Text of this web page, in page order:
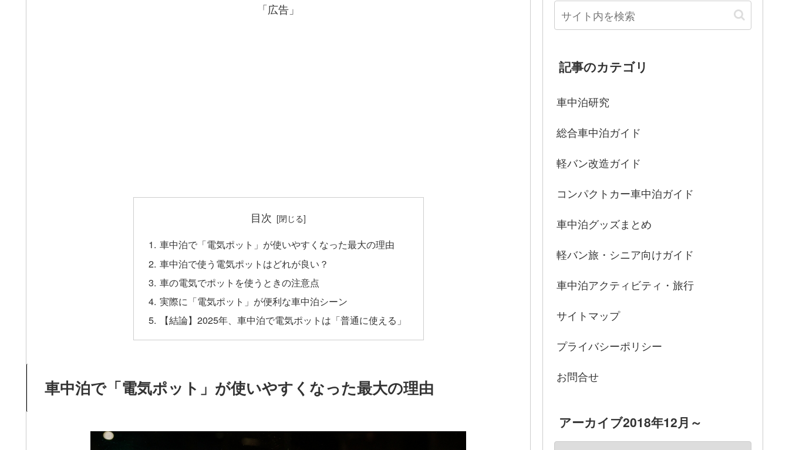
「広告」
目次
車中泊で「電気ポット」が使いやすくなった最大の理由
車中泊で使う電気ポットはどれが良い？
車の電気でポットを使うときの注意点
実際に「電気ポット」が便利な車中泊シーン
【結論】2025年、車中泊で電気ポットは「普通に使える」
車中泊で「電気ポット」が使いやすくなった最大の理由
記事のカテゴリ
車中泊研究
総合車中泊ガイド
軽バン改造ガイド
コンパクトカー車中泊ガイド
車中泊グッズまとめ
軽バン旅・シニア向けガイド
車中泊アクティビティ・旅行
サイトマップ
プライバシーポリシー
お問合せ
アーカイブ2018年12月～